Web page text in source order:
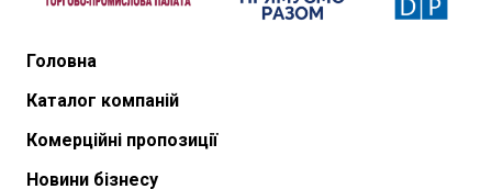
Головна
Каталог компаній
Комерційні пропозиції
Новини бізнесу